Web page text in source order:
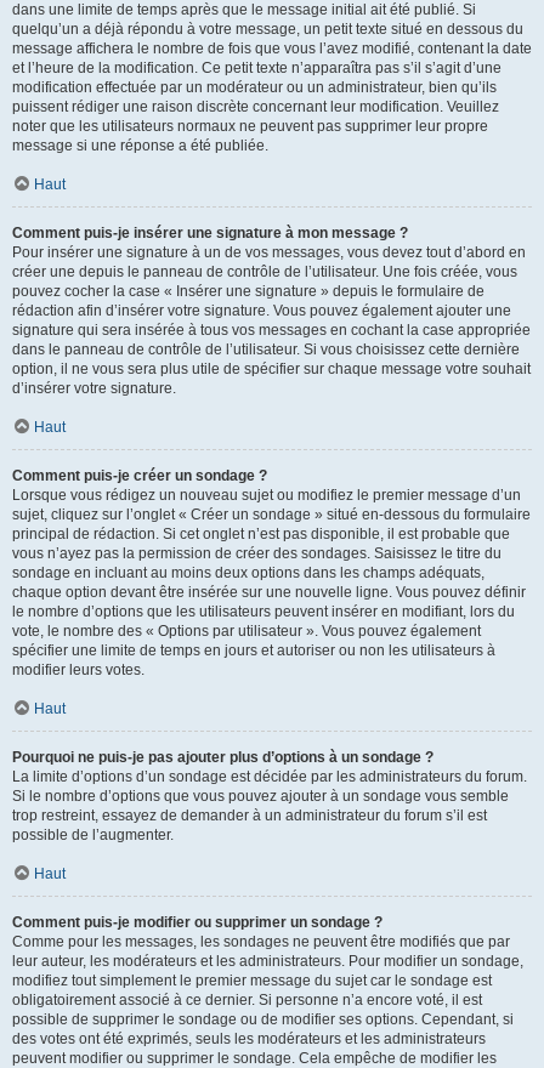
dans une limite de temps après que le message initial ait été publié. Si
quelqu’un a déjà répondu à votre message, un petit texte situé en dessous du
message affichera le nombre de fois que vous l’avez modifié, contenant la date
et l’heure de la modification. Ce petit texte n’apparaîtra pas s’il s’agit d’une
modification effectuée par un modérateur ou un administrateur, bien qu’ils
puissent rédiger une raison discrète concernant leur modification. Veuillez
noter que les utilisateurs normaux ne peuvent pas supprimer leur propre
message si une réponse a été publiée.
Haut
Comment puis-je insérer une signature à mon message ?
Pour insérer une signature à un de vos messages, vous devez tout d’abord en
créer une depuis le panneau de contrôle de l’utilisateur. Une fois créée, vous
pouvez cocher la case « Insérer une signature » depuis le formulaire de
rédaction afin d’insérer votre signature. Vous pouvez également ajouter une
signature qui sera insérée à tous vos messages en cochant la case appropriée
dans le panneau de contrôle de l’utilisateur. Si vous choisissez cette dernière
option, il ne vous sera plus utile de spécifier sur chaque message votre souhait
d’insérer votre signature.
Haut
Comment puis-je créer un sondage ?
Lorsque vous rédigez un nouveau sujet ou modifiez le premier message d’un
sujet, cliquez sur l’onglet « Créer un sondage » situé en-dessous du formulaire
principal de rédaction. Si cet onglet n’est pas disponible, il est probable que
vous n’ayez pas la permission de créer des sondages. Saisissez le titre du
sondage en incluant au moins deux options dans les champs adéquats,
chaque option devant être insérée sur une nouvelle ligne. Vous pouvez définir
le nombre d’options que les utilisateurs peuvent insérer en modifiant, lors du
vote, le nombre des « Options par utilisateur ». Vous pouvez également
spécifier une limite de temps en jours et autoriser ou non les utilisateurs à
modifier leurs votes.
Haut
Pourquoi ne puis-je pas ajouter plus d’options à un sondage ?
La limite d’options d’un sondage est décidée par les administrateurs du forum.
Si le nombre d’options que vous pouvez ajouter à un sondage vous semble
trop restreint, essayez de demander à un administrateur du forum s’il est
possible de l’augmenter.
Haut
Comment puis-je modifier ou supprimer un sondage ?
Comme pour les messages, les sondages ne peuvent être modifiés que par
leur auteur, les modérateurs et les administrateurs. Pour modifier un sondage,
modifiez tout simplement le premier message du sujet car le sondage est
obligatoirement associé à ce dernier. Si personne n’a encore voté, il est
possible de supprimer le sondage ou de modifier ses options. Cependant, si
des votes ont été exprimés, seuls les modérateurs et les administrateurs
peuvent modifier ou supprimer le sondage. Cela empêche de modifier les